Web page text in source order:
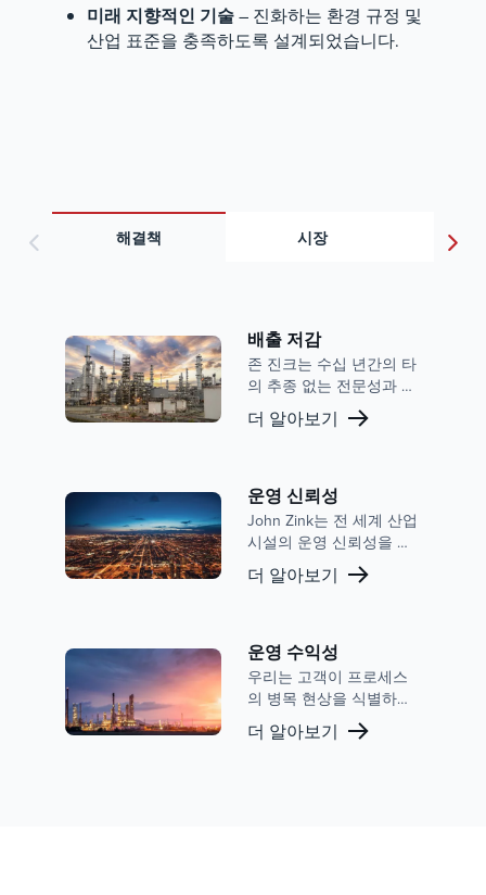
미래 지향적인 기술– 진화하는 환경 규정 및
산업 표준을 충족하도록 설계되었습니다.
해결책 시장 지
배출 저감
존 진크는 수십 년간의 타
의 추종 없는 전문성과 업
계 선도 기술을 활용해 질
소산화물(NOx)과 일산화
며, 다양한 산업 분야의 운
영자들이 엄격한 환경 규
제를 준수할 수 있도록 돕
더 알아보기
운영 신뢰성
John Zink는 전 세계 산업
시설의 운영 신뢰성을 크
게 향상시키는 주문 제작
솔루션을 전문으로 합니
온 전문 지식을 바탕으로
당사는 고객의 운영이 효
율적일 뿐만 아니라 일관
장합니다.
더 알아보기
운영 수익성
우리는 고객이 프로세스
의 병목 현상을 식별하고
제거하여 보다 효율적이
고 신뢰할 수 있는 성능을
더 알아보기